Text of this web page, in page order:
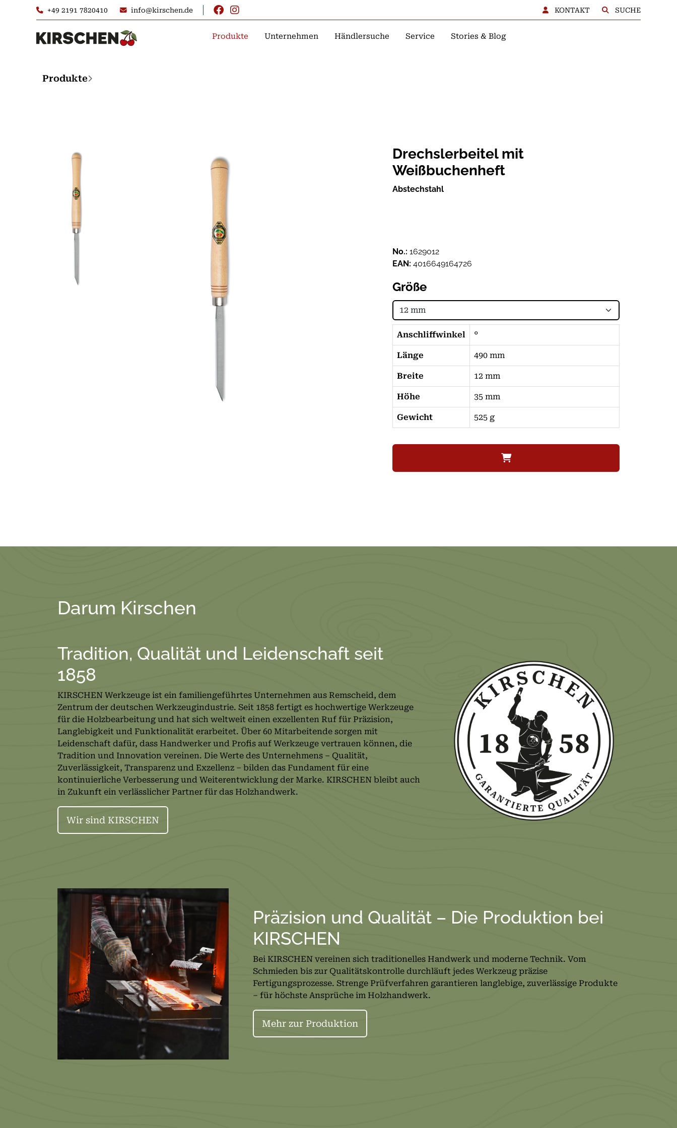
+49 2191 7820410 info@kirschen.de KONTAKT SUCHE
Produkte Unternehmen Händlersuche Service Stories & Blog
Produkte
Drechslerbeitel mit
Weißbuchenheft
Abstechstahl
No.: 1629012
EAN: 4016649164726
Größe
Anschliffwinkel °
Länge 490 mm
Breite 12 mm
Höhe 35 mm
Gewicht 525 g
Darum Kirschen
Tradition, Qualität und Leidenschaft seit
1858
KIRSCHEN Werkzeuge ist ein familiengeführtes Unternehmen aus Remscheid, dem
Zentrum der deutschen Werkzeugindustrie. Seit 1858 fertigt es hochwertige Werkzeuge
für die Holzbearbeitung und hat sich weltweit einen exzellenten Ruf für Präzision,
Langlebigkeit und Funktionalität erarbeitet. Über 60 Mitarbeitende sorgen mit
Leidenschaft dafür, dass Handwerker und Profis auf Werkzeuge vertrauen können, die
Tradition und Innovation vereinen. Die Werte des Unternehmens – Qualität,
Zuverlässigkeit, Transparenz und Exzellenz – bilden das Fundament für eine
kontinuierliche Verbesserung und Weiterentwicklung der Marke. KIRSCHEN bleibt auch
in Zukunft ein verlässlicher Partner für das Holzhandwerk.
Wir sind KIRSCHEN
Präzision und Qualität – Die Produktion bei
KIRSCHEN
Bei KIRSCHEN vereinen sich traditionelles Handwerk und moderne Technik. Vom
Schmieden bis zur Qualitätskontrolle durchläuft jedes Werkzeug präzise
Fertigungsprozesse. Strenge Prüfverfahren garantieren langlebige, zuverlässige Produkte
– für höchste Ansprüche im Holzhandwerk.
Mehr zur Produktion